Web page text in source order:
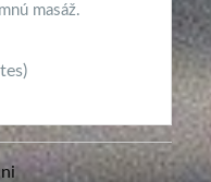
masáž.